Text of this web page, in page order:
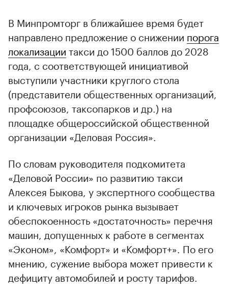
В Минпромторг в ближайшее время будет
направлено предложение о снижении порога
локализации такси до 1500 баллов до 2028
года, с соответствующей инициативой
выступили участники круглого стола
(представители общественных организаций,
профсоюзов, таксопарков и др.) на
площадке общероссийской общественной
организации «Деловая Россия».
По словам руководителя подкомитета
«Деловой России» по развитию такси
Алексея Быкова, у экспертного сообщества
и ключевых игроков рынка вызывает
обеспокоенность «достаточность» перечня
машин, допущенных к работе в сегментах
«Эконом», «Комфорт» и «Комфорт+». По его
мнению, сужение выбора может привести к
дефициту автомобилей и росту тарифов.